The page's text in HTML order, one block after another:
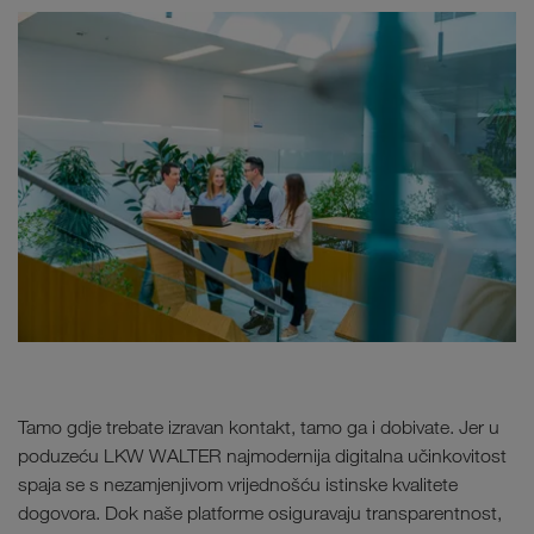
Kamionski prijevoz Bliski Istok
Kamionski prijevozi Sjeverna Afrika
Kamionski prijevozi Srednja Azija
Kamionski prijevoz Rusija
Tamo gdje trebate izravan kontakt, tamo ga i dobivate. Jer u
poduzeću LKW WALTER najmodernija digitalna učinkovitost
spaja se s nezamjenjivom vrijednošću istinske kvalitete
dogovora. Dok naše platforme osiguravaju transparentnost,